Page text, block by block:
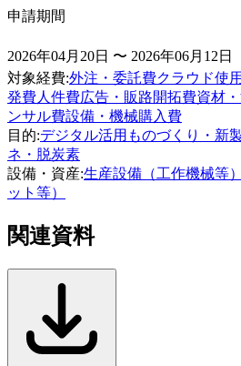
申請期間
2026年04月20日 〜 2026年06月12日
対象経費:外注・委託費クラウド使
発費人件費広告・販路開拓費資材
ンサル費設備・機械購入費
目的:デジタル活用 ものづくり・新
ネ・脱炭素
設備・資産:生産設備（工作機械等
ット等）
関連資料